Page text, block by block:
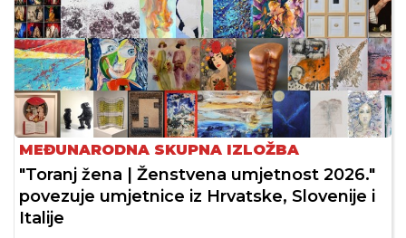
MEĐUNARODNA SKUPNA IZLOŽBA
"Toranj žena | Ženstvena umjetnost 2026."
povezuje umjetnice iz Hrvatske, Slovenije i
Italije